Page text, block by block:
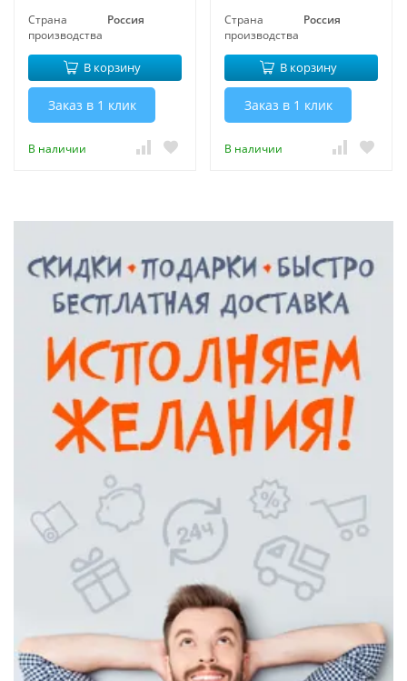
Страна
производства
Россия
В корзину
Заказ в 1 клик
В наличии
Страна
производства
Россия
В корзину
Заказ в 1 клик
В наличии